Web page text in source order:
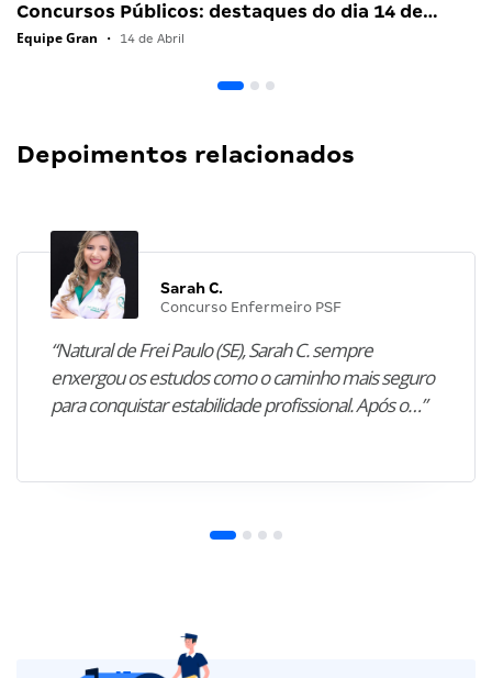
Concursos Públicos: destaques do dia 14 de…
Equipe Gran • 14 de Abril
Depoimentos relacionados
Sarah C.
Concurso Enfermeiro PSF
“Natural de Frei Paulo (SE), Sarah C. sempre
enxergou os estudos como o caminho mais seguro
para conquistar estabilidade profissional. Após o…”